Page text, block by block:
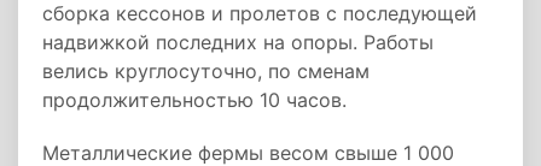
сборка кессонов и пролетов с последующей
надвижкой последних на опоры. Работы
велись круглосуточно, по сменам
продолжительностью 10 часов.
Металлические фермы весом свыше 1 000